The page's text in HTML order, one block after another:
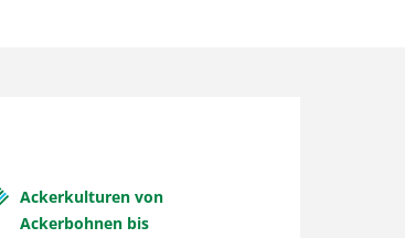
Ackerkulturen von
Ackerbohnen bis